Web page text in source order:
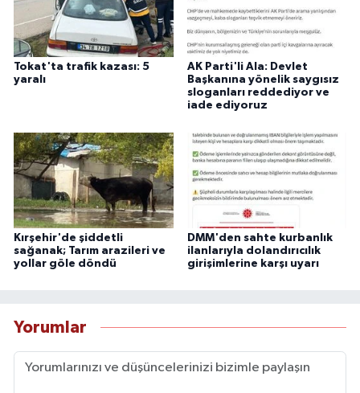
Tokat'ta trafik kazası: 5
yaralı
AK Parti'li Ala: Devlet
Başkanına yönelik saygısız
sloganları reddediyor ve
iade ediyoruz
Kırşehir'de şiddetli
sağanak; Tarım arazileri ve
yollar göle döndü
DMM'den sahte kurbanlık
ilanlarıyla dolandırıcılık
girişimlerine karşı uyarı
Yorumlar